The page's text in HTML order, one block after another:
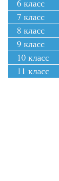
6 класс
7 класс
8 класс
9 класс
10 класс
11 класс